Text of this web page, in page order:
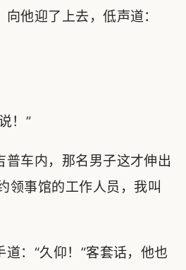
他迎了上去，低声道：
！”
车内，那名男子这才伸出
领事馆的工作人员，我叫
：“久仰！”客套话，他也